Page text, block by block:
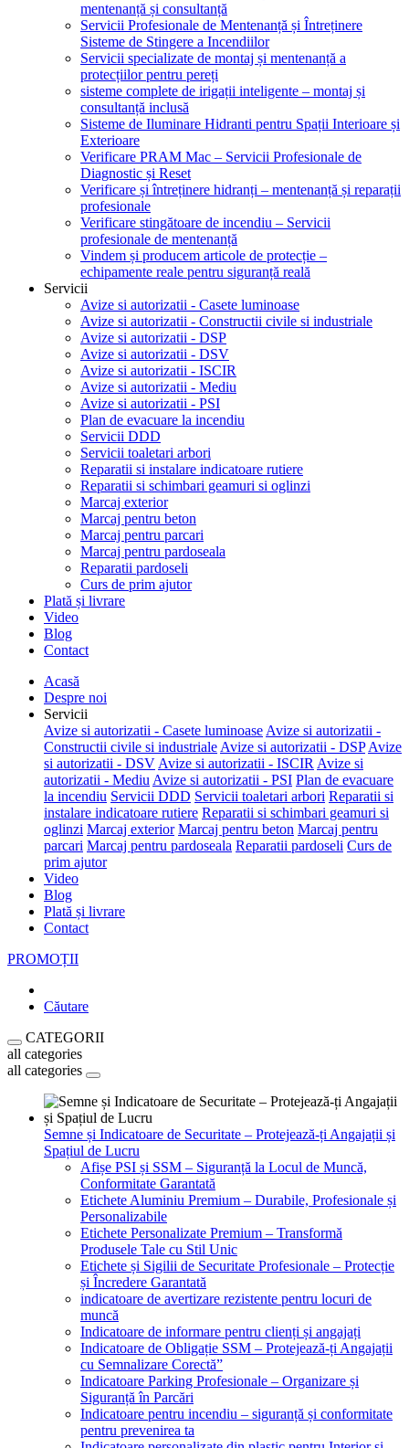
mentenanță și consultanță
Servicii Profesionale de Mentenanță și Întreținere
Sisteme de Stingere a Incendiilor
Servicii specializate de montaj și mentenanță a
protecțiilor pentru pereți
sisteme complete de irigații inteligente – montaj și
consultanță inclusă
Sisteme de Iluminare Hidranti pentru Spații Interioare și
Exterioare
Verificare PRAM Mac – Servicii Profesionale de
Diagnostic și Reset
Verificare și întreținere hidranți – mentenanță și reparații
profesionale
Verificare stingătoare de incendiu – Servicii
profesionale de mentenanță
Vindem și producem articole de protecție –
echipamente reale pentru siguranță reală
Servicii
Avize si autorizatii - Casete luminoase
Avize si autorizatii - Constructii civile si industriale
Avize si autorizatii - DSP
Avize si autorizatii - DSV
Avize si autorizatii - ISCIR
Avize si autorizatii - Mediu
Avize si autorizatii - PSI
Plan de evacuare la incendiu
Servicii DDD
Servicii toaletari arbori
Reparatii si instalare indicatoare rutiere
Reparatii si schimbari geamuri si oglinzi
Marcaj exterior
Marcaj pentru beton
Marcaj pentru parcari
Marcaj pentru pardoseala
Reparatii pardoseli
Curs de prim ajutor
Plată și livrare
Video
Blog
Contact
Acasă
Despre noi
Servicii
Avize si autorizatii - Casete luminoase Avize si autorizatii -
Constructii civile si industriale Avize si autorizatii - DSP Avize
si autorizatii - DSV Avize si autorizatii - ISCIR Avize si
autorizatii - Mediu Avize si autorizatii - PSI Plan de evacuare
la incendiu Servicii DDD Servicii toaletari arbori Reparatii si
instalare indicatoare rutiere Reparatii si schimbari geamuri si
oglinzi Marcaj exterior Marcaj pentru beton Marcaj pentru
parcari Marcaj pentru pardoseala Reparatii pardoseli Curs de
prim ajutor
Video
Blog
Plată și livrare
Contact
PROMOȚII
Căutare
CATEGORII
all categories
all categories
Semne și Indicatoare de Securitate – Protejează-ți Angajații și
Spațiul de Lucru
Afișe PSI și SSM – Siguranță la Locul de Muncă,
Conformitate Garantată
Etichete Aluminiu Premium – Durabile, Profesionale și
Personalizabile
Etichete Personalizate Premium – Transformă
Produsele Tale cu Stil Unic
Etichete și Sigilii de Securitate Profesionale – Protecție
și Încredere Garantată
indicatoare de avertizare rezistente pentru locuri de
muncă
Indicatoare de informare pentru clienți și angajați
Indicatoare de Obligație SSM – Protejează-ți Angajații
cu Semnalizare Corectă”
Indicatoare Parking Profesionale – Organizare și
Siguranță în Parcări
Indicatoare pentru incendiu – siguranță și conformitate
pentru prevenirea ta